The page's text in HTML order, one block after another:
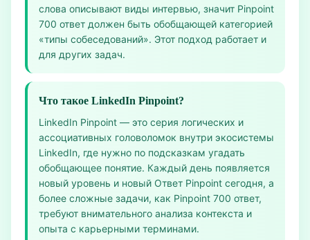
слова описывают виды интервью, значит Pinpoint
700 ответ должен быть обобщающей категорией
«типы собеседований». Этот подход работает и
для других задач.
Что такое LinkedIn Pinpoint?
LinkedIn Pinpoint — это серия логических и
ассоциативных головоломок внутри экосистемы
LinkedIn, где нужно по подсказкам угадать
обобщающее понятие. Каждый день появляется
новый уровень и новый Ответ Pinpoint сегодня, а
более сложные задачи, как Pinpoint 700 ответ,
требуют внимательного анализа контекста и
опыта с карьерными терминами.